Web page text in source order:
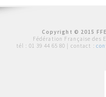
Copyright © 2015
Fédération Française des
tél : 01 39 44 65 80 | contact :